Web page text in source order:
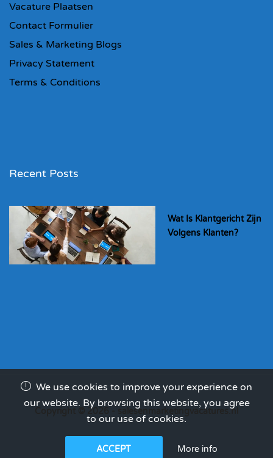
Vacature Plaatsen
Contact Formulier
Sales & Marketing Blogs
Privacy Statement
Terms & Conditions
Recent Posts
Wat Is Klantgericht Zijn
Volgens Klanten?
Copyright © 2026 - salesenmarketingvacatures.nl
We use cookies to improve your experience on
our website. By browsing this website, you agree
to our use of cookies.
ACCEPT More info